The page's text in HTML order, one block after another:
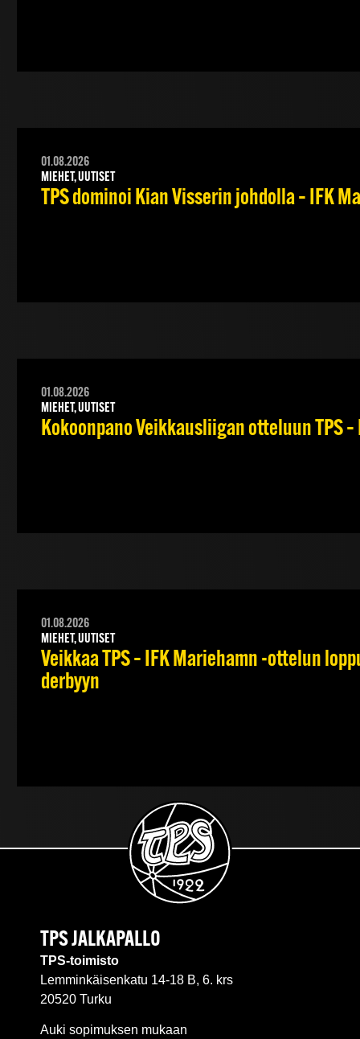
01.08.2026
MIEHET, UUTISET
TPS dominoi Kian Visserin johdolla – IFK
01.08.2026
MIEHET, UUTISET
Kokoonpano Veikkausliigan otteluun TPS
01.08.2026
MIEHET, UUTISET
Veikkaa TPS – IFK Mariehamn -ottelun
derbyyn
TPS JALKAPALLO
TPS-toimisto
Lemminkäisenkatu 14-18 B, 6. krs
20520 Turku
Auki sopimuksen mukaan